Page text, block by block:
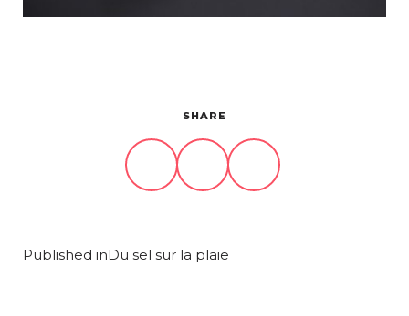
SHARE
Published inDu sel sur la plaie